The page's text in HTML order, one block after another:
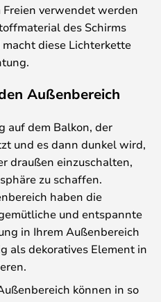
verwendet werden
des Schirms
diese Lichterkette
Außenbereich
auf dem Balkon, der
und es dann dunkel wird,
draußen einzuschalten,
zu schaffen.
haben die
und entspannte
in Ihrem Außenbereich
als dekoratives Element in
können in so